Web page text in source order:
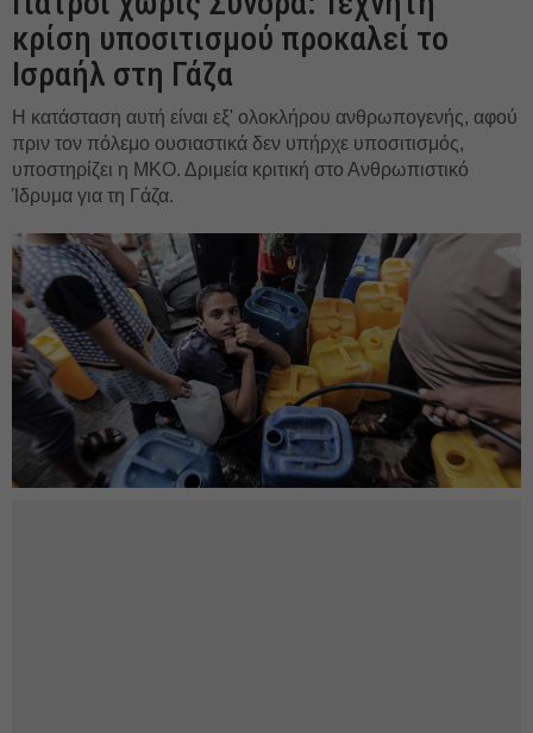
κρίση υποσιτισμού προκαλεί το
Ισραήλ στη Γάζα
Η κατάσταση αυτή είναι εξ' ολοκλήρου ανθρωπογενής, αφού
πριν τον πόλεμο ουσιαστικά δεν υπήρχε υποσιτισμός,
υποστηρίζει η ΜΚΟ. Δριμεία κριτική στο Ανθρωπιστικό
Ίδρυμα για τη Γάζα.